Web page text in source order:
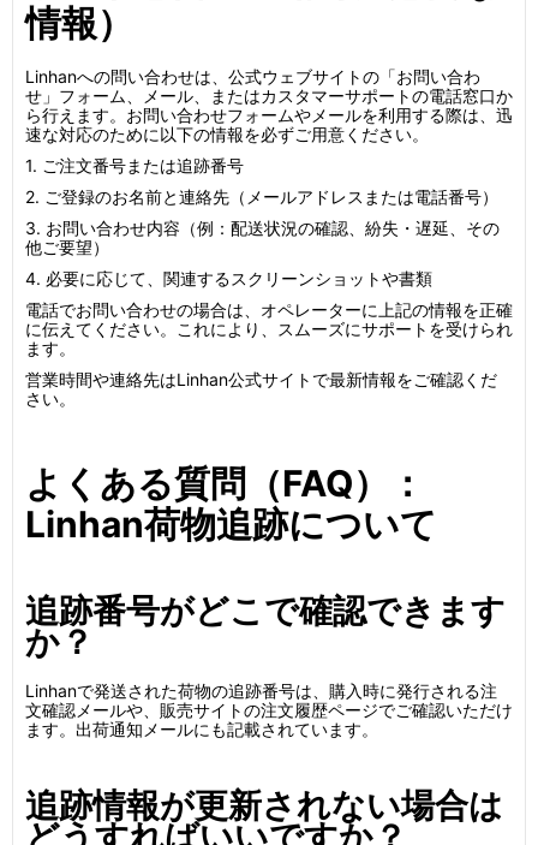
情報）
Linhanへの問い合わせは、公式ウェブサイトの「お問い合わ
せ」フォーム、メール、またはカスタマーサポートの電話窓口か
ら行えます。お問い合わせフォームやメールを利用する際は、迅
速な対応のために以下の情報を必ずご用意ください。
1. ご注文番号または追跡番号
2. ご登録のお名前と連絡先（メールアドレスまたは電話番号）
3. お問い合わせ内容（例：配送状況の確認、紛失・遅延、その
他ご要望）
4. 必要に応じて、関連するスクリーンショットや書類
電話でお問い合わせの場合は、オペレーターに上記の情報を正確
に伝えてください。これにより、スムーズにサポートを受けられ
ます。
営業時間や連絡先はLinhan公式サイトで最新情報をご確認くだ
さい。
よくある質問（FAQ）：
Linhan荷物追跡について
追跡番号がどこで確認できます
か？
Linhanで発送された荷物の追跡番号は、購入時に発行される注
文確認メールや、販売サイトの注文履歴ページでご確認いただけ
ます。出荷通知メールにも記載されています。
追跡情報が更新されない場合は
どうすればいいですか？